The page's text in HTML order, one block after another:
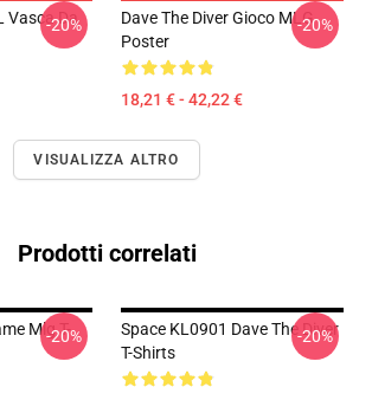
Vasca Da
-20%
Dave The Diver Gioco MLG
Poster
18,21 € - 42,22 €
-20%
VISUALIZZA ALTRO
Prodotti correlati
Mlg T-
-20%
Space KL0901 Dave The Diver
T-Shirts
-20%